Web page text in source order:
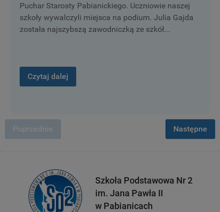
Puchar Starosty Pabianickiego. Uczniowie naszej
szkoły wywalczyli miejsca na podium. Julia Gajda
została najszybszą zawodniczką ze szkół...
Czytaj dalej
Poprzednie Następne
Szkoła Podstawowa Nr 2
im. Jana Pawła II
w Pabianicach